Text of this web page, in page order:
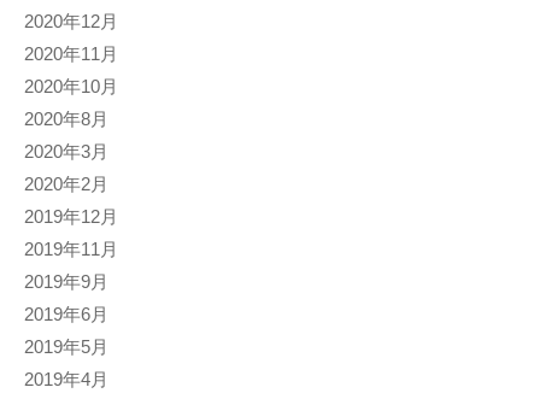
2020年12月
2020年11月
2020年10月
2020年8月
2020年3月
2020年2月
2019年12月
2019年11月
2019年9月
2019年6月
2019年5月
2019年4月